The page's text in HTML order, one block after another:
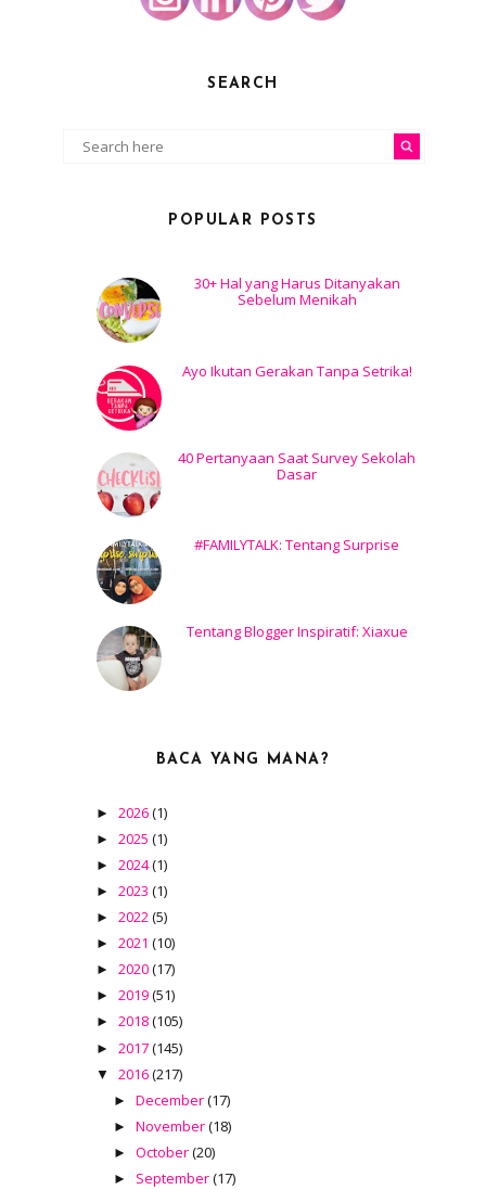
SEARCH
POPULAR POSTS
30+ Hal yang Harus Ditanyakan
Sebelum Menikah
Ayo Ikutan Gerakan Tanpa Setrika!
40 Pertanyaan Saat Survey Sekolah
Dasar
#FAMILYTALK: Tentang Surprise
Tentang Blogger Inspiratif: Xiaxue
BACA YANG MANA?
►2026(1)
►2025(1)
►2024(1)
►2023(1)
►2022(5)
►2021(10)
►2020(17)
►2019(51)
►2018(105)
►2017(145)
▼2016(217)
► December(17)
► November(18)
► October(20)
► September(17)